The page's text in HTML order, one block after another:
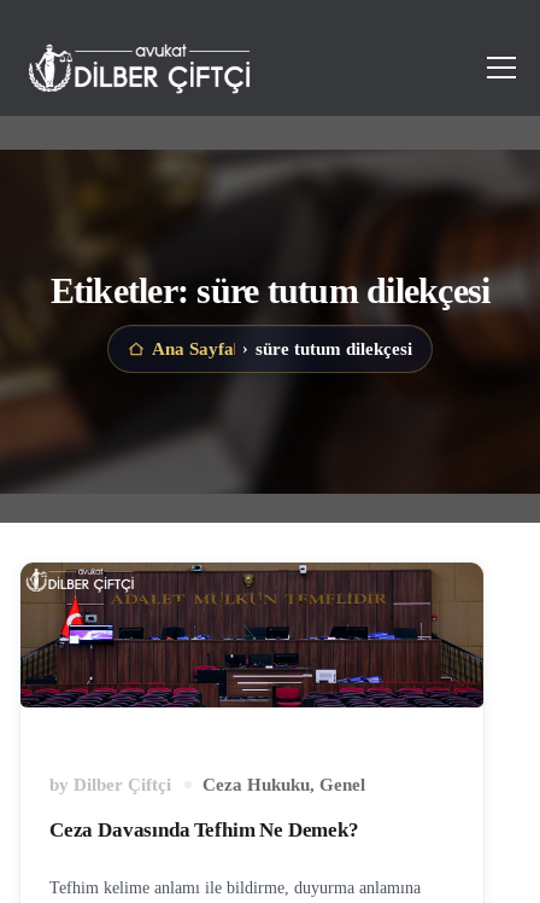
Etiketler: süre tutum dilekçesi
Ana Sayfa › süre tutum dilekçesi
by Dilber Çiftçi Ceza Hukuku, Genel
Ceza Davasında Tefhim Ne Demek?
Tefhim kelime anlamı ile bildirme, duyurma anlamına